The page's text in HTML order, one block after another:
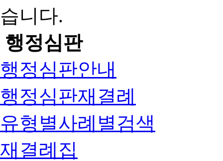
습니다.
행정심판
행정심판안내
행정심판재결례
유형별사례별검색
재결례집